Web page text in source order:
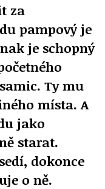
za
pampový je
je schopný
Ty mu
místa. A
jako
starat.
dokonce
o ně.